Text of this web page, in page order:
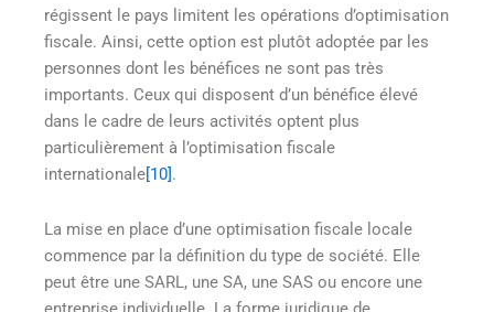
régissent le pays limitent les opérations d’optimisation
fiscale. Ainsi, cette option est plutôt adoptée par les
personnes dont les bénéfices ne sont pas très
importants. Ceux qui disposent d’un bénéfice élevé
dans le cadre de leurs activités optent plus
particulièrement à l’optimisation fiscale
internationale[10].
La mise en place d’une optimisation fiscale locale
commence par la définition du type de société. Elle
peut être une SARL, une SA, une SAS ou encore une